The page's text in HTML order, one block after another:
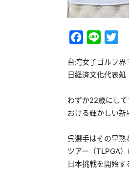
Facebook
Line
台湾女子ゴルフ
日経済文化代表
わずか22歳にし
おける輝かしい新
呉選手はその早熟
ツアー（TLPGA
日本挑戦を開始